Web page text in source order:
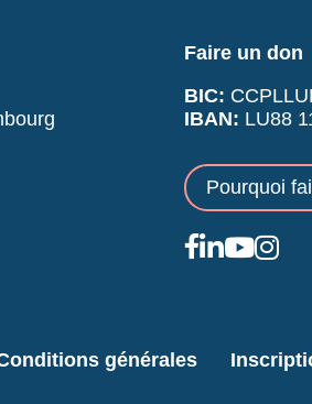
Faire un don
BIC:
IBAN: LU88
Pourquoi
générales